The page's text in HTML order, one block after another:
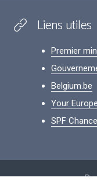
Liens utiles
Premier
Belgium.be
Your Europe
SPF